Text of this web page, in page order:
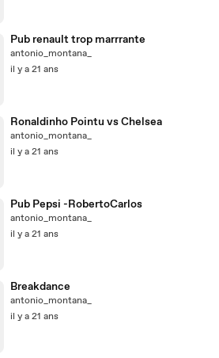
Pub renault trop marrrante
antonio_montana_
il y a 21 ans
Ronaldinho Pointu vs Chelsea
antonio_montana_
il y a 21 ans
Pub Pepsi -RobertoCarlos
antonio_montana_
il y a 21 ans
Breakdance
antonio_montana_
il y a 21 ans